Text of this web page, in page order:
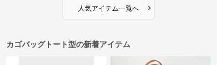
人気アイテム一覧へ ›
カゴバッグトート型の新着アイテム